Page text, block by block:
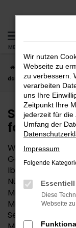
Zum
springen
MENÜ
Startseite
das fast neue Auto für
Seat
fast neue
Wem die
Ibiza
Nürnberg und
Modelle, die
Mal zugelassen
Seat Ibiza
Wir nutzen
Webseite zu
zu verbessern.
verarbeiten
uns Ihre
Zeitpunkt Ihre
jederzeit für
Umfang der
Impressum
Folgende
Essentiell
Diese
Webseite